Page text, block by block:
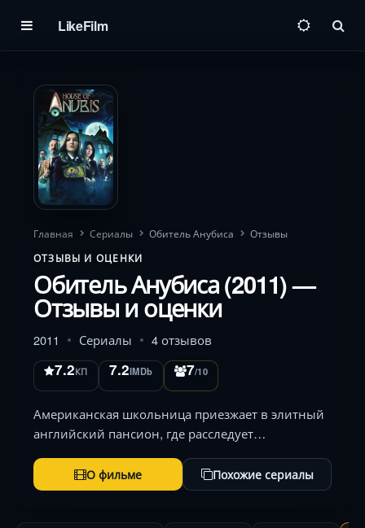
LikeFilm
Главная Сериалы Обитель Анубиса
Отзывы
ОТЗЫВЫ И ОЦЕНКИ
Обитель Анубиса (2011) —
Отзывы и оценки
2011 Сериалы 4 отзывов
7.2КП 7.2IMDb 7/10
Американская школьница приезжает в элитный
английский пансион, где расследует
тайны, спрятанные в стенах особняка. 149
символов
О фильме Похожие сериалы